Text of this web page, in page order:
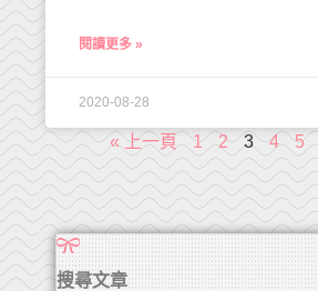
閱讀更多 »
2020-08-28
« 上一頁 1 2 3 4 5
搜尋文章